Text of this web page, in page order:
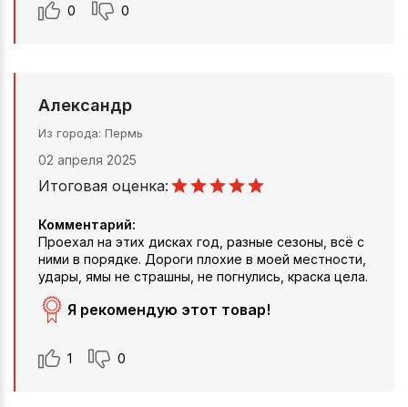
0 0
Александр
Из города Пермь
02 апреля 2025
Итоговая оценка:
Комментарий:
Проехал на этих дисках год, разные сезоны, всё с
ними в порядке. Дороги плохие в моей местности,
удары, ямы не страшны, не погнулись, краска цела.
Я рекомендую этот товар!
1 0